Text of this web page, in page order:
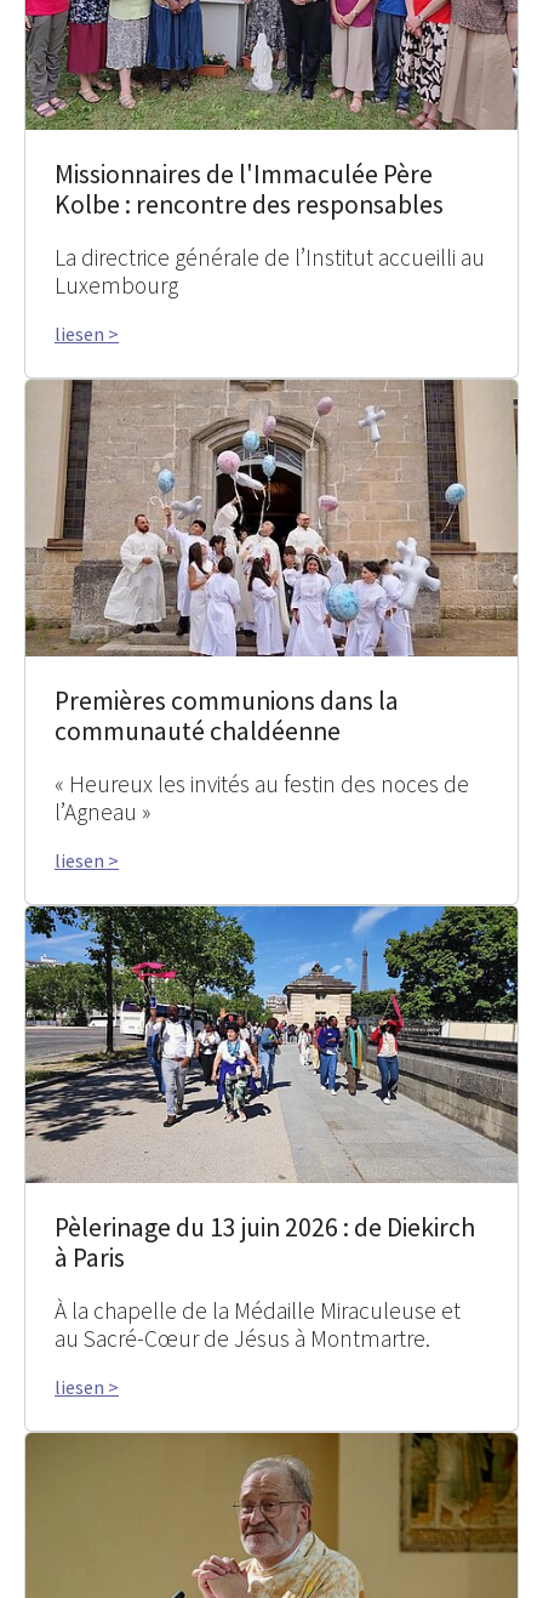
Missionnaires de l'Immaculée Père
Kolbe : rencontre des responsables
La directrice générale de l’Institut accueilli au
Luxembourg
liesen >
Premières communions dans la
communauté chaldéenne
« Heureux les invités au festin des noces de
l’Agneau »
liesen >
Pèlerinage du 13 juin 2026 : de Diekirch
à Paris
À la chapelle de la Médaille Miraculeuse et
au Sacré-Cœur de Jésus à Montmartre.
liesen >